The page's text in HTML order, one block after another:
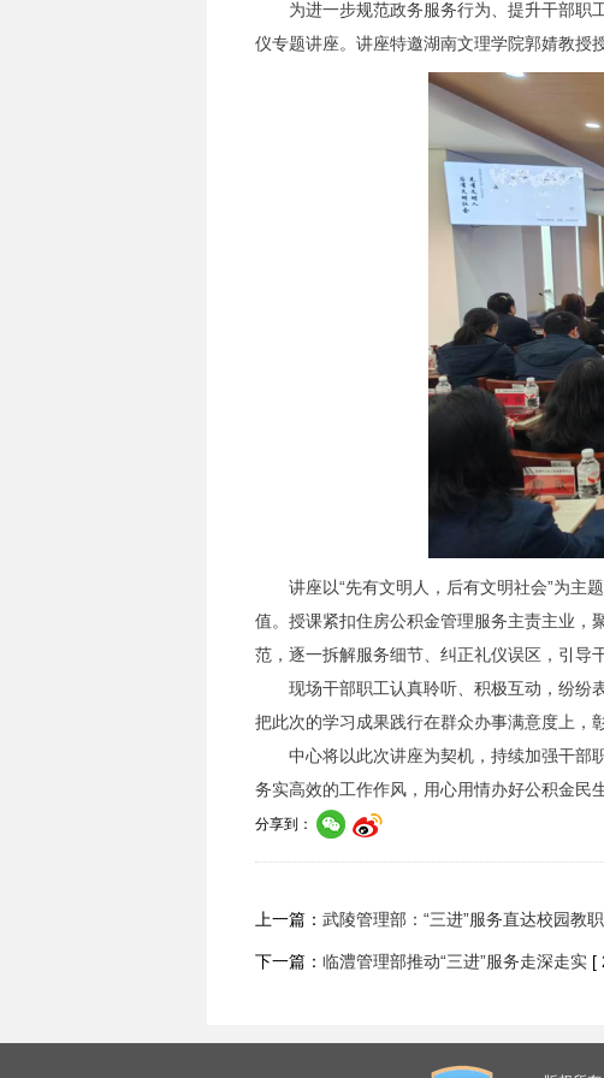
为进一步规范政务服务行为、提升干部职
仪专题讲座。讲座特邀湖南文理学院郭婧教授
讲座以“先有文明人，后有文明社会”为主
值。授课紧扣住房公积金管理服务主责主业，
范，逐一拆解服务细节、纠正礼仪误区，引导
现场干部职工认真聆听、积极互动，纷纷
把此次的学习成果践行在群众办事满意度上，
中心将以此次讲座为契机，持续加强干部
务实高效的工作作风，用心用情办好公积金民
分享到：
上一篇： 武陵管理部：“三进”服务直达校园教
下一篇： 临澧管理部推动“三进”服务走深走实 [